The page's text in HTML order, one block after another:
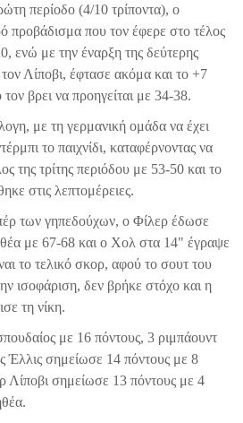
περίοδο (4/10 τρίποντα), ο
προβάδισμα που τον έφερε στο τέλος
ενώ με την έναρξη της δεύτερης
Λίποβι, έφτασε ακόμα και το +7
βρει να προηγείται με 34-38.
με τη γερμανική ομάδα να έχει
το παιχνίδι, καταφέρνοντας να
της τρίτης περιόδου με 53-50 και το
στις λεπτομέρειες.
των γηπεδούχων, ο Φίλερ έδωσε
με 67-68 και ο Χολ στα 14" έγραψε
το τελικό σκορ, αφού το σουτ του
ισοφάριση, δεν βρήκε στόχο και η
τη νίκη.
με 16 πόντους, 3 ριμπάουντ
Έλλις σημείωσε 14 πόντους με 8
Λίποβι σημείωσε 13 πόντους με 4